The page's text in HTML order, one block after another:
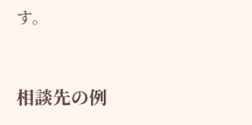
す。
相談先の例